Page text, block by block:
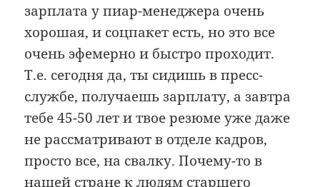
зарплата у пиар-менеджера очень
хорошая, и соцпакет есть, но это все
очень эфемерно и быстро проходит.
Т.е. сегодня да, ты сидишь в пресс-
службе, получаешь зарплату, а завтра
тебе 45-50 лет и твое резюме уже даже
не рассматривают в отделе кадров,
просто все, на свалку. Почему-то в
нашей стране к людям старшего